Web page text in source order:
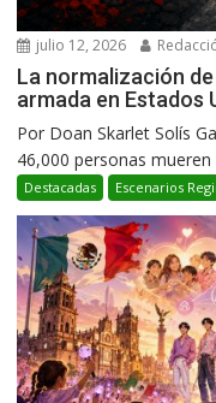
julio 12, 2026
La normalización
armada en Estados
Por Doan Skarlet Solís
46,000 personas
Destacadas Escenarios